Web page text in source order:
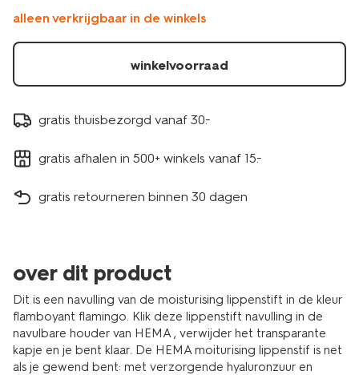
flamingo-
-
alleen verkrijgbaar in de winkels
winkelvoorraad
gratis thuisbezorgd vanaf 30.-
gratis afhalen in 500+ winkels vanaf 15.-
gratis retourneren binnen 30 dagen
over dit product
Dit is een navulling van de moisturising lippenstift in de kleur
flamboyant flamingo. Klik deze lippenstift navulling in de
navulbare houder van HEMA , verwijder het transparante
kapje en je bent klaar. De HEMA moiturising lippenstif is net
als je gewend bent: met verzorgende hyaluronzuur en